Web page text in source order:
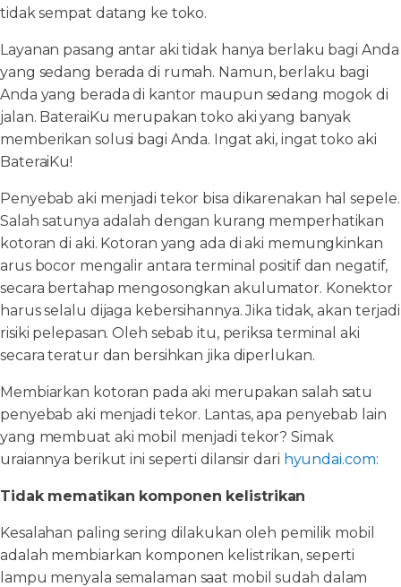
tidak sempat datang ke toko.
Layanan pasang antar aki tidak hanya berlaku bagi Anda
yang sedang berada di rumah. Namun, berlaku bagi
Anda yang berada di kantor maupun sedang mogok di
jalan. BateraiKu merupakan toko aki yang banyak
memberikan solusi bagi Anda. Ingat aki, ingat toko aki
BateraiKu!
Penyebab aki menjadi tekor bisa dikarenakan hal sepele.
Salah satunya adalah dengan kurang memperhatikan
kotoran di aki. Kotoran yang ada di aki memungkinkan
arus bocor mengalir antara terminal positif dan negatif,
secara bertahap mengosongkan akulumator. Konektor
harus selalu dijaga kebersihannya. Jika tidak, akan terjadi
risiki pelepasan. Oleh sebab itu, periksa terminal aki
secara teratur dan bersihkan jika diperlukan.
Membiarkan kotoran pada aki merupakan salah satu
penyebab aki menjadi tekor. Lantas, apa penyebab lain
yang membuat aki mobil menjadi tekor? Simak
uraiannya berikut ini seperti dilansir dari hyundai.com:
Tidak mematikan komponen kelistrikan
Kesalahan paling sering dilakukan oleh pemilik mobil
adalah membiarkan komponen kelistrikan, seperti
lampu menyala semalaman saat mobil sudah dalam